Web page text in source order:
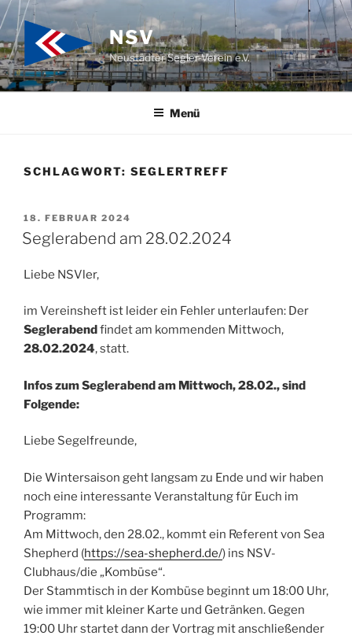
Zum
Inhalt
springen
NSV
Neustädter Segler-Verein e.V.
Menü
SCHLAGWORT: SEGLERTREFF
VERÖFFENTLICHT
AM
18. FEBRUAR 2024
Seglerabend am 28.02.2024
Liebe NSVler,
im Vereinsheft ist leider ein Fehler unterlaufen: Der
Seglerabendfindet am kommenden Mittwoch,
28.02.2024, statt.
Infos zum Seglerabend am Mittwoch, 28.02., sind
Folgende:
Liebe Segelfreunde,
Die Wintersaison geht langsam zu Ende und wir haben
noch eine interessante Veranstaltung für Euch im
Programm:
Am Mittwoch, den 28.02., kommt ein Referent von Sea
Shepherd (https://sea-shepherd.de/) ins NSV-
Clubhaus/die „Kombüse“.
Der Stammtisch in der Kombüse beginnt um 18:00 Uhr,
wie immer mit kleiner Karte und Getränken. Gegen
19:00 Uhr startet dann der Vortrag mit anschließender